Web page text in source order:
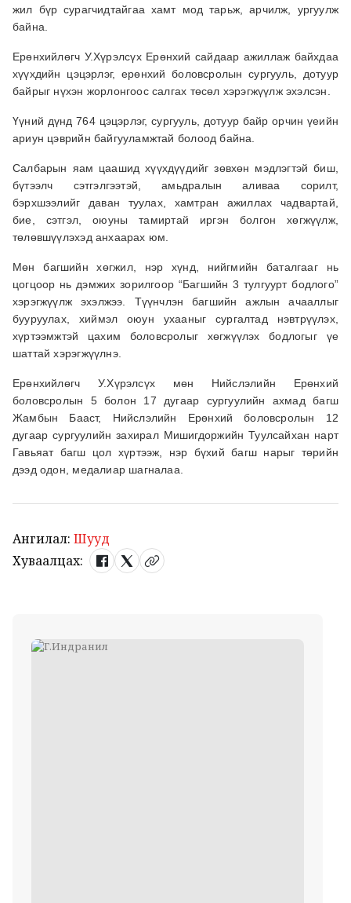
жил бүр сурагчидтайгаа хамт мод тарьж, арчилж, ургуулж
байна.
Ерөнхийлөгч У.Хүрэлсүх Ерөнхий сайдаар ажиллаж байхдаа
хүүхдийн цэцэрлэг, ерөнхий боловсролын сургууль, дотуур
байрыг нүхэн жорлонгоос салгах төсөл хэрэгжүүлж эхэлсэн.
Үүний дүнд 764 цэцэрлэг, сургууль, дотуур байр орчин үеийн
ариун цэврийн байгууламжтай болоод байна.
Салбарын яам цаашид хүүхдүүдийг зөвхөн мэдлэгтэй биш,
бүтээлч сэтгэлгээтэй, амьдралын аливаа сорилт,
бэрхшээлийг даван туулах, хамтран ажиллах чадвартай,
бие, сэтгэл, оюуны тамиртай иргэн болгон хөгжүүлж,
төлөвшүүлэхэд анхаарах юм.
Мөн багшийн хөгжил, нэр хүнд, нийгмийн баталгааг нь
цогцоор нь дэмжих зорилгоор “Багшийн 3 тулгуурт бодлого”
хэрэгжүүлж эхэлжээ. Түүнчлэн багшийн ажлын ачааллыг
бууруулах, хиймэл оюун ухааныг сургалтад нэвтрүүлэх,
хүртээмжтэй цахим боловсролыг хөгжүүлэх бодлогыг үе
шаттай хэрэгжүүлнэ.
Ерөнхийлөгч У.Хүрэлсүх мөн Нийслэлийн Ерөнхий
боловсролын 5 болон 17 дугаар сургуулийн ахмад багш
Жамбын Бааст, Нийслэлийн Ерөнхий боловсролын 12
дугаар сургуулийн захирал Мишигдоржийн Туулсайхан нарт
Гавьяат багш цол хүртээж, нэр бүхий багш нарыг төрийн
дээд одон, медалиар шагналаа.
Ангилал: Шууд
Хуваалцах: